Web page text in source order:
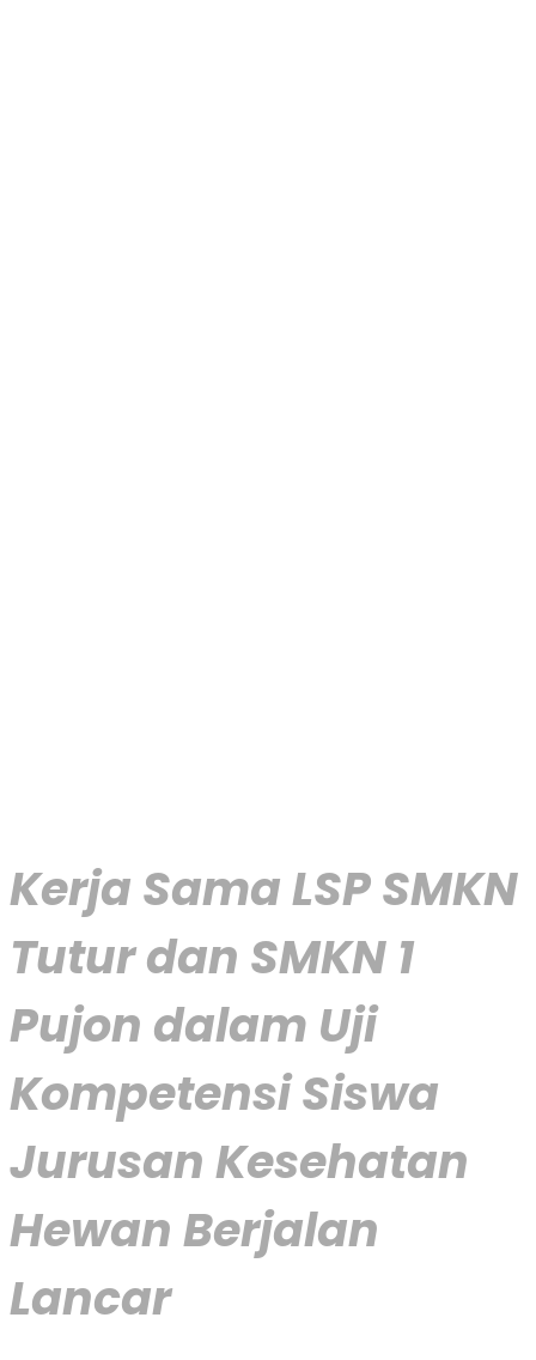
Kerja Sama LSP SMKN
Tutur dan SMKN 1
Pujon dalam Uji
Kompetensi Siswa
Jurusan Kesehatan
Hewan Berjalan
Lancar